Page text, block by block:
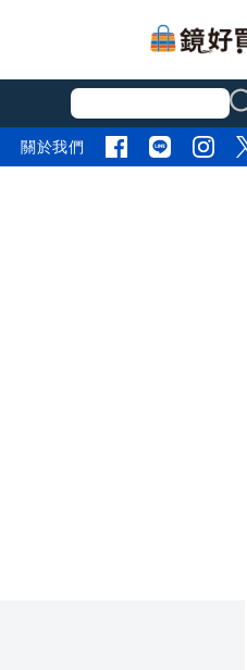
關於我們